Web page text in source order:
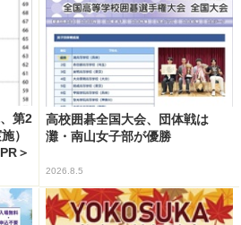
第2
）
＞
高校囲碁全国大会、団体戦は
灘・南山女子部が優勝
2026.8.5